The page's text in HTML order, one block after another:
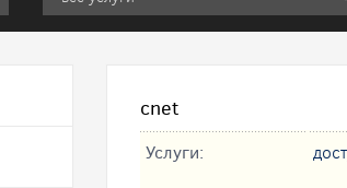
cnet
Услуги: